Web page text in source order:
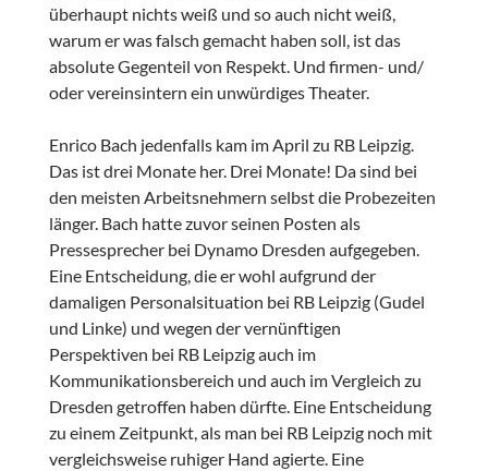
überhaupt nichts weiß und so auch nicht weiß,
warum er was falsch gemacht haben soll, ist das
absolute Gegenteil von Respekt. Und firmen- und/
oder vereinsintern ein unwürdiges Theater.
Enrico Bach jedenfalls kam im April zu RB Leipzig.
Das ist drei Monate her. Drei Monate! Da sind bei
den meisten Arbeitsnehmern selbst die Probezeiten
länger. Bach hatte zuvor seinen Posten als
Pressesprecher bei Dynamo Dresden aufgegeben.
Eine Entscheidung, die er wohl aufgrund der
damaligen Personalsituation bei RB Leipzig (Gudel
und Linke) und wegen der vernünftigen
Perspektiven bei RB Leipzig auch im
Kommunikationsbereich und auch im Vergleich zu
Dresden getroffen haben dürfte. Eine Entscheidung
zu einem Zeitpunkt, als man bei RB Leipzig noch mit
vergleichsweise ruhiger Hand agierte. Eine